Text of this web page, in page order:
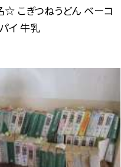
こぎつねうどん ベーコ
イ 牛乳